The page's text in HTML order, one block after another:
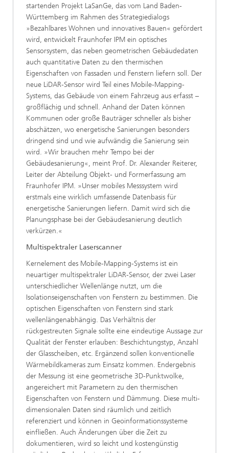
startenden Projekt LaSanGe, das vom Land Baden-
Württemberg im Rahmen des Strategiedialogs
»Bezahlbares Wohnen und innovatives Bauen« gefördert
wird, entwickelt Fraunhofer IPM ein optisches
Sensorsystem, das neben geometrischen Gebäudedaten
auch quantitative Daten zu den thermischen
Eigenschaften von Fassaden und Fenstern liefern soll. Der
neue LiDAR-Sensor wird Teil eines Mobile-Mapping-
Systems, das Gebäude von einem Fahrzeug aus erfasst –
großflächig und schnell. Anhand der Daten können
Kommunen oder große Bauträger schneller als bisher
abschätzen, wo energetische Sanierungen besonders
dringend sind und wie aufwändig die Sanierung sein
wird. »Wir brauchen mehr Tempo bei der
Gebäudesanierung«, meint Prof. Dr. Alexander Reiterer,
Leiter der Abteilung Objekt- und Formerfassung am
Fraunhofer IPM. »Unser mobiles Messsystem wird
erstmals eine wirklich umfassende Datenbasis für
energetische Sanierungen liefern. Damit wird sich die
Planungsphase bei der Gebäudesanierung deutlich
verkürzen.«
Multispektraler Laserscanner
Kernelement des Mobile-Mapping-Systems ist ein
neuartiger multispektraler LiDAR-Sensor, der zwei Laser
unterschiedlicher Wellenlänge nutzt, um die
Isolationseigenschaften von Fenstern zu bestimmen. Die
optischen Eigenschaften von Fenstern sind stark
wellenlängenabhängig. Das Verhältnis der
rückgestreuten Signale sollte eine eindeutige Aussage zur
Qualität der Fenster erlauben: Beschichtungstyp, Anzahl
der Glasscheiben, etc. Ergänzend sollen konventionelle
Wärmebildkameras zum Einsatz kommen. Endergebnis
der Messung ist eine geometrische 3D-Punktwolke,
angereichert mit Parametern zu den thermischen
Eigenschaften von Fenstern und Dämmung. Diese multi-
dimensionalen Daten sind räumlich und zeitlich
referenziert und können in Geoinformationssysteme
einfließen. Auch Änderungen über die Zeit zu
dokumentieren, wird so leicht und kostengünstig